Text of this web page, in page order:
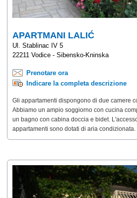
APARTMANI LALIĆ
Ul. Stablinac IV 5
22211 Vodice - Sibensko-Kninska
Prenotare ora
Indicare la completa descrizione
Gli appartamenti dispongono di due camere
Abbiamo un ampio soggiorno con cucina
un bagno con cabina doccia e bidet.
appartamenti sono dotati di aria